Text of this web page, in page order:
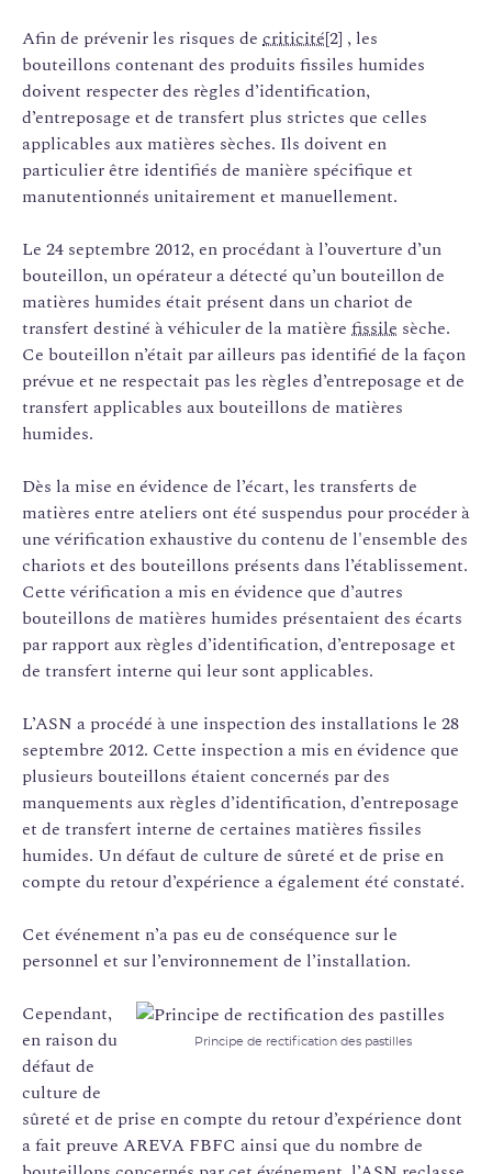
Afin de prévenir les risques de criticité[2] , les
bouteillons contenant des produits fissiles humides
doivent respecter des règles d’identification,
d’entreposage et de transfert plus strictes que celles
applicables aux matières sèches. Ils doivent en
particulier être identifiés de manière spécifique et
manutentionnés unitairement et manuellement.
Le 24 septembre 2012, en procédant à l’ouverture d’un
bouteillon, un opérateur a détecté qu’un bouteillon de
matières humides était présent dans un chariot de
transfert destiné à véhiculer de la matière fissile sèche.
Ce bouteillon n’était par ailleurs pas identifié de la façon
prévue et ne respectait pas les règles d’entreposage et de
transfert applicables aux bouteillons de matières
humides.
Dès la mise en évidence de l’écart, les transferts de
matières entre ateliers ont été suspendus pour procéder à
une vérification exhaustive du contenu de l'ensemble des
chariots et des bouteillons présents dans l’établissement.
Cette vérification a mis en évidence que d’autres
bouteillons de matières humides présentaient des écarts
par rapport aux règles d’identification, d’entreposage et
de transfert interne qui leur sont applicables.
L’ASN a procédé à une inspection des installations le 28
septembre 2012. Cette inspection a mis en évidence que
plusieurs bouteillons étaient concernés par des
manquements aux règles d’identification, d’entreposage
et de transfert interne de certaines matières fissiles
humides. Un défaut de culture de sûreté et de prise en
compte du retour d’expérience a également été constaté.
Cet événement n’a pas eu de conséquence sur le
personnel et sur l’environnement de l’installation.
Principe de rectification des pastilles
Cependant,
en raison du
défaut de
culture de
sûreté et de prise en compte du retour d’expérience dont
a fait preuve AREVA FBFC ainsi que du nombre de